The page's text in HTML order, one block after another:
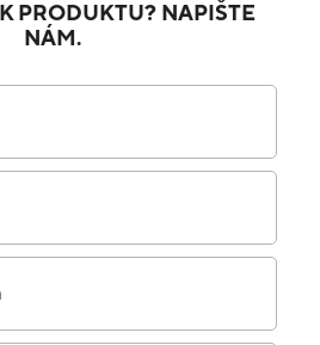
PRODUKTU? NAPIŠTE
NÁM.